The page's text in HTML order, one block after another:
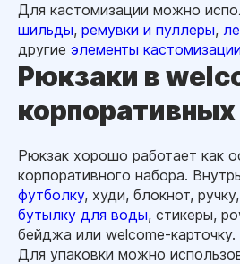
Для кастомизации можно
шильды, ремувки и пуллеры,
другие элементы кастомизации
Рюкзаки в
Рюкзак хорошо работает как
корпоративного набора.
футболку, худи, блокнот, ручку,
бутылку для воды, стикеры,
бейджа или welcome-карточку.
Для упаковки можно